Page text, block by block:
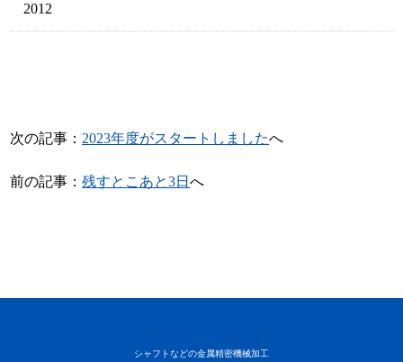
2012
次の記事： 2023年度がスタートしましたへ
前の記事：残すとこあと3日へ
シャフトなどの金属精密機械加工